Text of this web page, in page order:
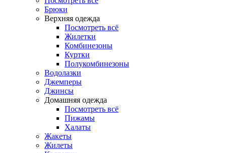
Брюки
Верхняя одежда
Посмотреть всё
Жилетки
Комбинезоны
Куртки
Полукомбинезоны
Водолазки
Джемперы
Джинсы
Домашняя одежда
Посмотреть всё
Пижамы
Халаты
Жакеты
Жилеты